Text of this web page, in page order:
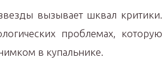
вызывает шквал критики.
проблемах, которую
в купальнике.